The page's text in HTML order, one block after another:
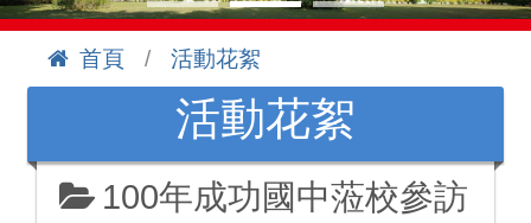
區
首頁
活動花絮
活動花絮
100年成功國中蒞校參訪